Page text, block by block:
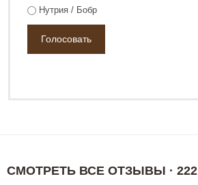
Нутрия / Бобр
СМОТРЕТЬ ВСЕ ОТЗЫВЫ · 222